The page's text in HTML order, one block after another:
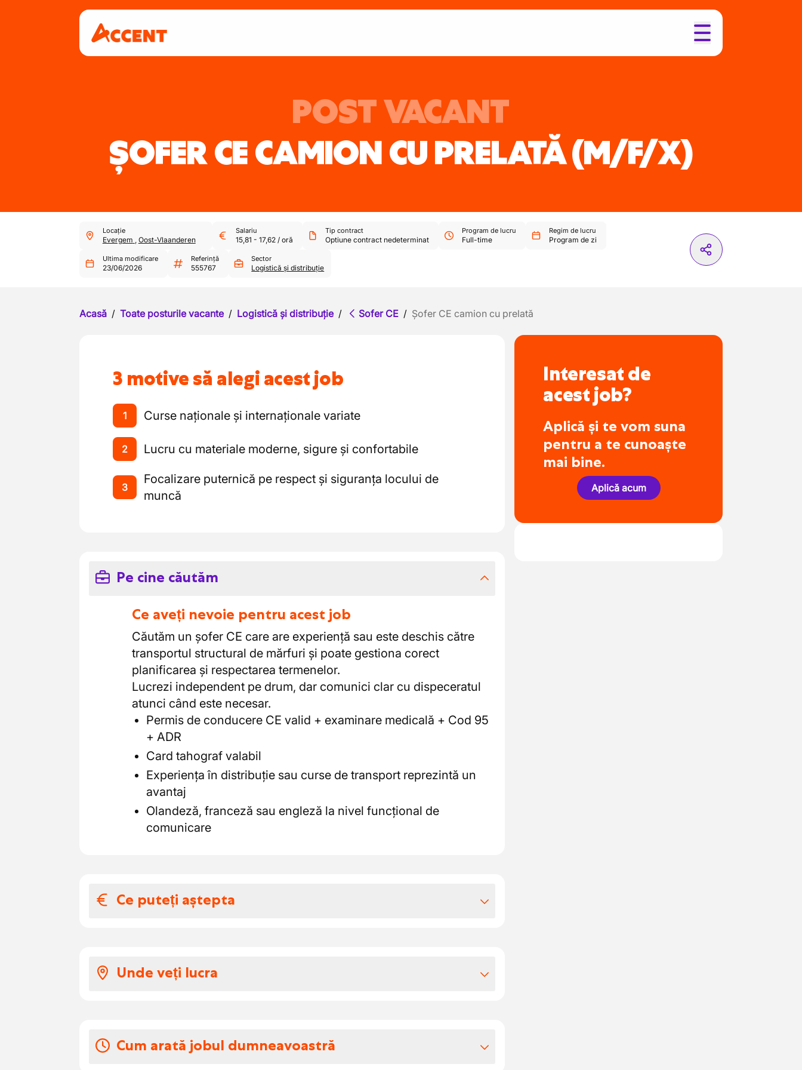
POST VACANT
ȘOFER CE CAMION CU PRELATĂ(M/F/X)
Locație
Evergem , Oost-Vlaanderen
Salariu
15,81 - 17,62/ oră
Tip contract
Optiune contract nedeterminat
Program de lucru
Full-time
Regim de lucru
Program de zi
Ultima modificare
23/06/2026
Referință
555767
Sector
Logistică și distribuție
Acasă / Toate posturile vacante / Logistică și distribuție / Sofer CE / Șofer CE camion cu prelată
3 motive să alegi acest job
1 Curse naționale și internaționale variate
2 Lucru cu materiale moderne, sigure și confortabile
3
Focalizare puternică pe respect și siguranța locului de
muncă
Pe cine căutăm
Ce aveți nevoie pentru acest job
Căutăm un șofer CE care are experiență sau este deschis către
transportul structural de mărfuri și poate gestiona corect
planificarea și respectarea termenelor.
Lucrezi independent pe drum, dar comunici clar cu dispeceratul
atunci când este necesar.
Permis de conducere CE valid + examinare medicală + Cod 95
+ ADR
Card tahograf valabil
Experiența în distribuție sau curse de transport reprezintă un
avantaj
Olandeză, franceză sau engleză la nivel funcțional de
comunicare
Ce puteți aștepta
și siguranță într-un sector stabil.
Zilele de concediu
Unde veți lucra
Aveți contact direct cu dispeceratul și lucrați cu rute și acorduri
Cum arată jobul dumneavoastră
Interesat de
acest job?
Aplică și te vom suna
pentru a te cunoaște
mai bine.
Aplică acum